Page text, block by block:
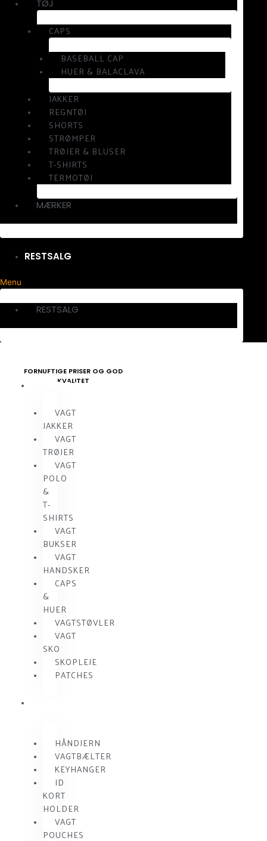
TØJ
CAPS
BASEBALL CAP
HUER & BALACLAVA
JAKKER
REGNTØJ
SHORTS
STRØMPER
TRØJER & BLUSER
T-SHIRTS
TERMOTØJ
MÆRKER
RESTSALG
Menu
RESTSALG
FORNUFTIGE PRISER OG GOD
KVALITET
VAGTTØJ
VAGT
JAKKER
VAGT
TRØJER
VAGT
POLO
&
T-
SHIRTS
VAGT
BUKSER
VAGT
HANDSKER
CAPS
&
HUER
VAGTSTØVLER
VAGT
SKO
SKOPLEJE
PATCHES
HÅNDJERN
VAGTBÆLTER
KEYHANGER
ID
KORT
HOLDER
VAGT
POUCHES